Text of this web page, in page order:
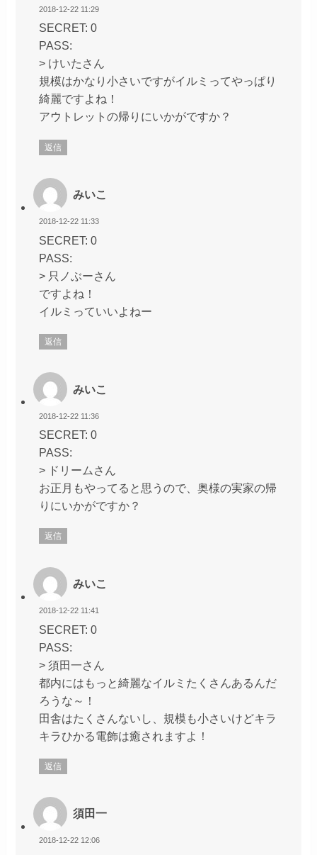
2018-12-22 11:29
SECRET: 0
PASS:
> けいたさん
規模はかなり小さいですがイルミってやっぱり
綺麗ですよね！
アウトレットの帰りにいかがですか？
返信
みいこ
2018-12-22 11:33
SECRET: 0
PASS:
> 只ノぶーさん
ですよね！
イルミっていいよねー
返信
みいこ
2018-12-22 11:36
SECRET: 0
PASS:
> ドリームさん
お正月もやってると思うので、奥様の実家の帰
りにいかがですか？
返信
みいこ
2018-12-22 11:41
SECRET: 0
PASS:
> 須田一さん
都内にはもっと綺麗なイルミたくさんあるんだ
ろうな～！
田舎はたくさんないし、規模も小さいけどキラ
キラひかる電飾は癒されますよ！
返信
須田一
2018-12-22 12:06